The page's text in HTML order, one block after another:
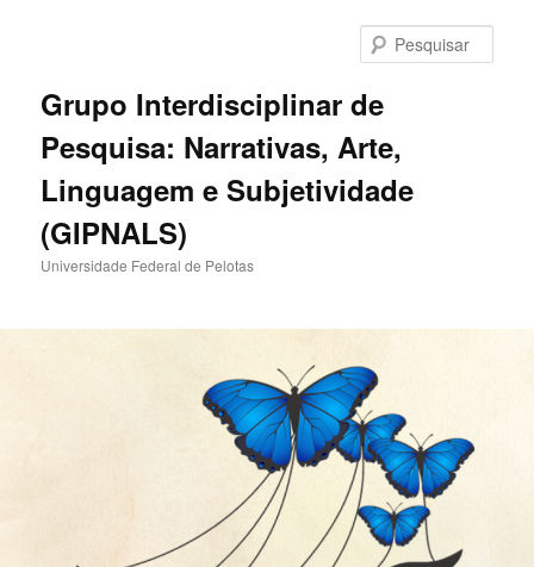
principalGrupo Interdisciplinar de
Pesquisa: Narrativas, Arte,
Linguagem e Subjetividade
(GIPNALS)
Universidade Federal de Pelotas